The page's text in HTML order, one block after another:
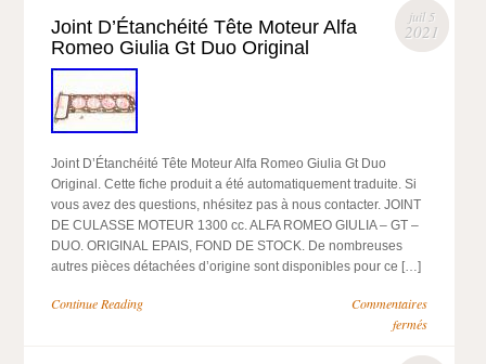
juil 5
2021
Joint D’Étanchéité Tête Moteur Alfa
Romeo Giulia Gt Duo Original
Joint D’Étanchéité Tête Moteur Alfa Romeo Giulia Gt Duo
Original. Cette fiche produit a été automatiquement traduite. Si
vous avez des questions, nhésitez pas à nous contacter. JOINT
DE CULASSE MOTEUR 1300 cc. ALFA ROMEO GIULIA – GT –
DUO. ORIGINAL EPAIS, FOND DE STOCK. De nombreuses
autres pièces détachées d’origine sont disponibles pour ce […]
Continue Reading
Commentaires
fermés